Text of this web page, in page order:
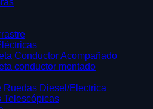
Conductor Acompañado
conductor montado
Ruedas Diesel/Electrica
Telescópicas